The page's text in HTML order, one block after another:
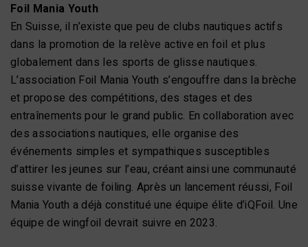
Foil Mania Youth
En Suisse, il n’existe que peu de clubs nautiques actifs
dans la promotion de la relève active en foil et plus
globalement dans les sports de glisse nautiques.
L’association Foil Mania Youth s’engouffre dans la brèche
et propose des compétitions, des stages et des
entraînements pour le grand public. En collaboration avec
des associations nautiques, elle organise des
événements simples et sympathiques susceptibles
d’attirer les jeunes sur l’eau, créant ainsi une communauté
suisse vivante de foiling. Après un lancement réussi, Foil
Mania Youth a déjà constitué une équipe élite d’iQFoil. Une
équipe de wingfoil devrait suivre en 2023.